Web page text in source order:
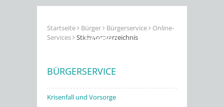
Erleben
Startseite Bürger Bürgerservice
Online-
Services
Stichwortverzeichnis
BÜRGERSERVICE
Krisenfall und Vorsorge